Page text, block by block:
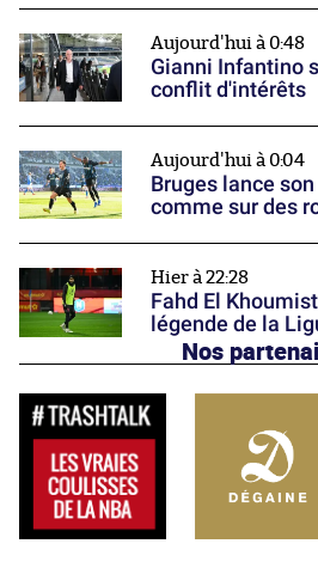
Aujourd'hui à 0:48
Gianni Infantino
conflit d'intérêts
Aujourd'hui à 0:04
Bruges lance
comme sur des
Hier à 22:28
Fahd El
légende de la
Nos